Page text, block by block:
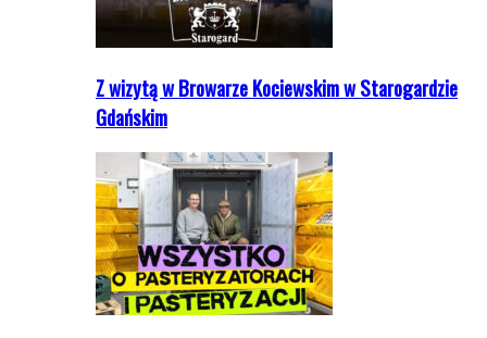
Z wizytą w Browarze Kociewskim w Starogardzie
Gdańskim